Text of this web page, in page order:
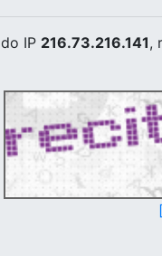
do IP 216.73.216.141,